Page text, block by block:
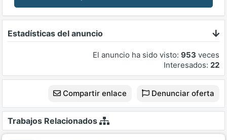
Estadísticas del anuncio
El anuncio ha sido visto: 953 veces
Interesados: 22
Compartir enlace Denunciar oferta
Trabajos Relacionados